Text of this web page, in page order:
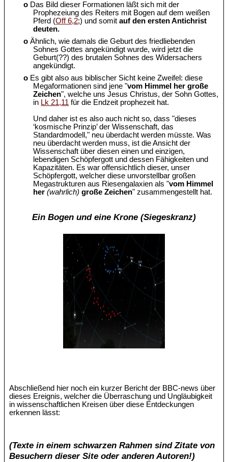
o Das Bild dieser Formationen läßt sich mit der
Prophezeiung des Reiters mit Bogen auf dem weißen
Pferd (Off 6,2;) und somitauf den ersten Antichrist
deuten.
o Ähnlich, wie damals die Geburt des friedliebenden
Sohnes Gottes angekündigt wurde, wird jetzt die
Geburt(??) des brutalen Sohnes des Widersachers
angekündigt.
o Es gibt also aus biblischer Sicht keine Zweifel: diese
Megaformationen sind jene "vom Himmel her große
Zeichen", welche uns Jesus Christus, der Sohn Gottes,
in Lk 21,11 für die Endzeit prophezeit hat.
Und daher ist es also auch nicht so, dass "dieses
‘kosmische Prinzip’ der Wissenschaft, das
Standardmodell," neu überdacht werden müsste. Was
neu überdacht werden muss, ist die Ansicht der
Wissenschaft über diesen einen und einzigen,
lebendigen Schöpfergott und dessen Fähigkeiten und
Kapazitäten. Es war offensichtlich dieser, unser
Schöpfergott, welcher diese unvorstellbar großen
Megastrukturen aus Riesengalaxien als "vom Himmel
her(wahrlich) große Zeichen" zusammengestellt hat.
Ein Bogen und eine Krone (Siegeskranz)
Abschließend hier noch ein kurzer Bericht der BBC-news über
dieses Ereignis, welcher die Überraschung und Ungläubigkeit
in wissenschaftlichen Kreisen über diese Entdeckungen
erkennen lässt:
(Texte in einem schwarzen Rahmen sind Zitate von
Besuchern dieser Site oder anderen Autoren!)